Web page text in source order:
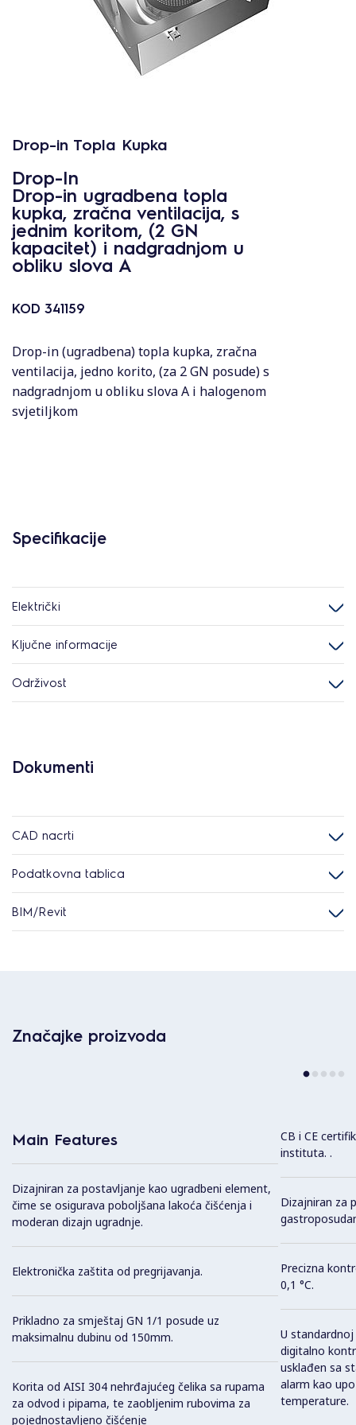
Drop-in Topla Kupka
Drop-In
Drop-in ugradbena topla
kupka, zračna ventilacija, s
jednim koritom, (2 GN
kapacitet) i nadgradnjom u
obliku slova A
KOD 341159
Drop-in (ugradbena) topla kupka, zračna
ventilacija, jedno korito, (za 2 GN posude) s
nadgradnjom u obliku slova A i halogenom
svjetiljkom
Specifikacije
Električki
Ključne informacije
Održivost
Dokumenti
CAD nacrti
Podatkovna tablica
BIM/Revit
Značajke proizvoda
Main Features
Dizajniran za postavljanje kao ugradbeni element,
čime se osigurava poboljšana lakoća čišćenja i
moderan dizajn ugradnje.
Elektronička zaštita od pregrijavanja.
Prikladno za smještaj GN 1/1 posude uz
maksimalnu dubinu od 150mm.
Korita od AISI 304 nehrđajućeg čelika sa rupama
za odvod i pipama, te zaobljenim rubovima za
pojednostavljeno čišćenje
CB i CE
instituta. .
Dizajniran za
Precizna
0,1 °C.
U
digitalno
usklađen sa
alarm kao
temperature.